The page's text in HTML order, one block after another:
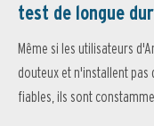
test de longue
Même si les utilisateurs
douteux et n'installent
fiables, ils sont